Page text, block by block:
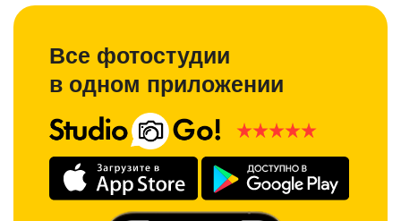
Все фотостудии
в одном приложении